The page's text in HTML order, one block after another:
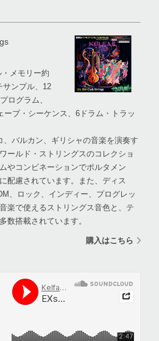
メモリー約
サンプル、12
ログラム、
ーブ・シーケンス、6ドラム・トラッ
バルカン、ギリシャの音楽を演奏す
ールド・ストリングスのコレクショ
やコンビネーションでポルタメン
配慮されています。また、ディス
、ロック、インディー、プログレッ
楽で使えるストリングス音色と、テ
数搭載されています。
購入はこちら